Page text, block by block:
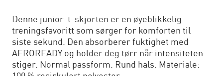
Denne junior-t-skjorten er en øyeblikkelig
treningsfavoritt som sørger for komforten til
siste sekund. Den absorberer fuktighet med
AEROREADY og holder deg tørr når intensiteten
stiger. Normal passform. Rund hals. Materiale: